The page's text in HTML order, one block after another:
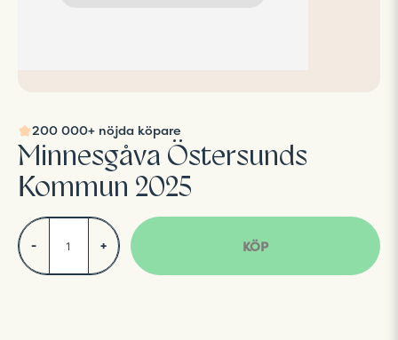
200 000+ nöjda köpare
Minnesgåva Östersunds
Kommun 2025
- + KÖP